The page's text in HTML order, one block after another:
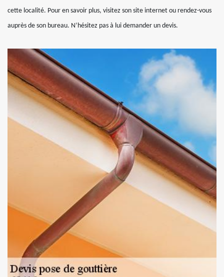
cette localité. Pour en savoir plus, visitez son site internet ou rendez-vous
auprès de son bureau. N’hésitez pas à lui demander un devis.